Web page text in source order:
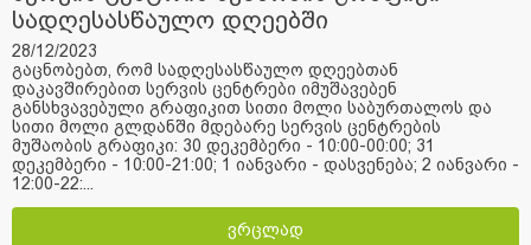
სადღესასწაულო დღეებში
28/12/2023
გაცნობებთ, რომ სადღესასწაულო დღეებთან
დაკავშირებით სერვის ცენტრები იმუშავებენ
განსხვავებული გრაფიკით სითი მოლი საბურთალოს და
სითი მოლი გლდანში მდებარე სერვის ცენტრების
მუშაობის გრაფიკი: 30 დეკემბერი - 10:00-00:00; 31
დეკემბერი - 10:00-21:00; 1 იანვარი - დასვენება; 2 იანვარი -
12:00-22:...
ვრცლად